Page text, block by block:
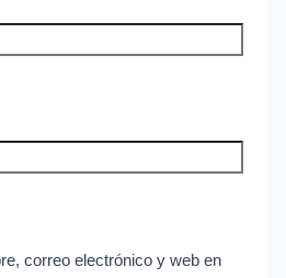
correo electrónico y web en